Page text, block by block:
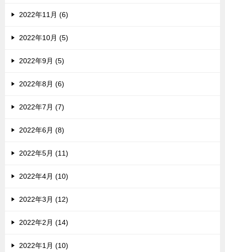
2022年11月 (6)
2022年10月 (5)
2022年9月 (5)
2022年8月 (6)
2022年7月 (7)
2022年6月 (8)
2022年5月 (11)
2022年4月 (10)
2022年3月 (12)
2022年2月 (14)
2022年1月 (10)